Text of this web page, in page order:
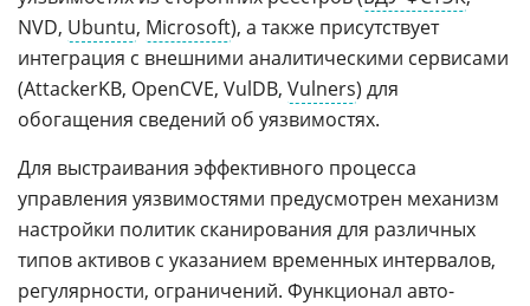
NVD, Ubuntu, Microsoft), а также присутствует
интеграция с внешними аналитическими сервисами
(AttackerKB, OpenCVE, VulDB, Vulners) для
обогащения сведений об уязвимостях.
Для выстраивания эффективного процесса
управления уязвимостями предусмотрен механизм
настройки политик сканирования для различных
типов активов с указанием временных интервалов,
регулярности, ограничений. Функционал авто-